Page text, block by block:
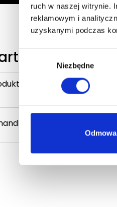
ruch w naszej witrynie.
reklamowym i
uzyskanymi podczas
Niezbędne
Odmowa
z autoryzowanej